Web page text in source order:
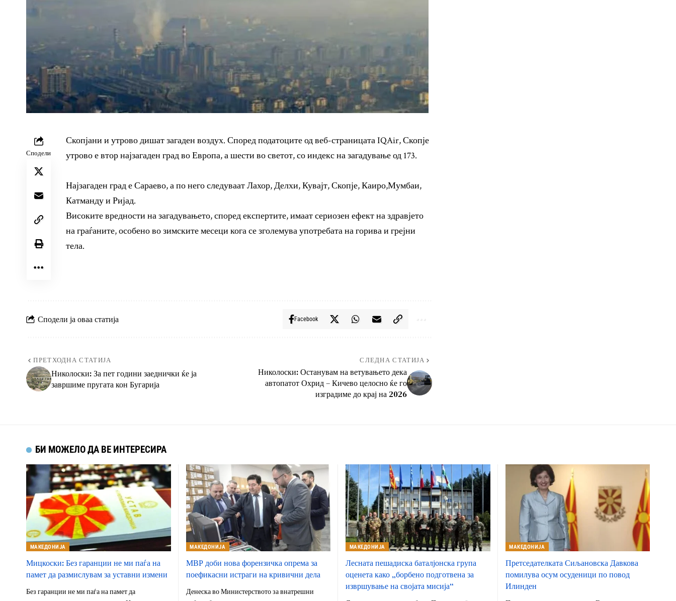
Сподели
Скопјани и утрово дишат загаден воздух. Според податоците од веб-страницата IQAir, Скопје
утрово е втор најзагаден град во Европа, а шести во светот, со индекс на загадување од 173.
Најзагаден град е Сараево, а по него следуваат Лахор, Делхи, Кувајт, Скопје, Каиро,Мумбаи,
Катманду и Ријад.
Високите вредности на загадувањето, според експертите, имаат сериозен ефект на здравјето
на граѓаните, особено во зимските месеци кога се зголемува употребата на горива и грејни
тела.
Сподели ја оваа статија Facebook
ПРЕТХОДНА СТАТИЈА
Николоски: За пет години заеднички ќе ја
завршиме пругата кон Бугарија
СЛЕДНА СТАТИЈА
Николоски: Останувам на ветувањето дека
автопатот Охрид – Кичево целосно ќе го
изградиме до крај на 2026
БИ МОЖЕЛО ДА ВЕ ИНТЕРЕСИРА
МАКЕДОНИЈА
Мицкоски: Без гаранции не ми паѓа на
памет да размислувам за уставни измени
Без гаранции не ми паѓа на памет да
МАКЕДОНИЈА
МВР доби нова форензичка опрема за
поефикасни истраги на кривични дела
Денеска во Министерството за внатрешни
МАКЕДОНИЈА
Лесната пешадиска баталјонска група
оценета како „борбено подготвена за
извршување на својата мисија“
МАКЕДОНИЈА
Претседателката Сиљановска Давкова
помилува осум осуденици по повод
Илинден